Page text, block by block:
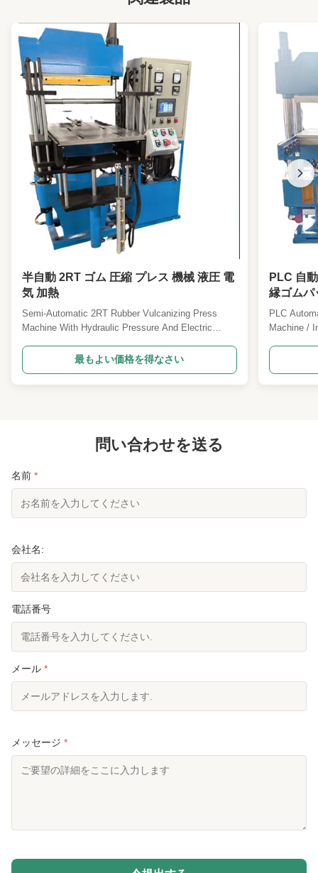
半自動 2RT ゴム 圧縮 プレス 機械 液圧 電
気 加熱
Semi-Automatic 2RT Rubber Vulcanizing Press
Machine With Hydraulic Pressure And Electric
rubber vulcanizer has the following characteristics: -
Structure and mold opening method - It mostly
adopts a sturdy frame or four-column structure to
最もよい価格を得なさい
PLC 自
縁ゴムパ
PLC
Machine /
insulation
問い合わせを送る
名前 *
会社名:
電話番号
メール *
メッセージ *